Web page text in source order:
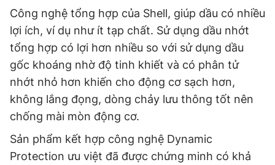
Công nghệ tổng hợp của Shell, giúp dầu có nhiều
lợi ích, ví dụ như ít tạp chất. Sử dụng dầu nhớt
tổng hợp có lợi hơn nhiều so với sử dụng dầu
gốc khoáng nhờ độ tinh khiết và có phân tử
nhớt nhỏ hơn khiến cho động cơ sạch hơn,
không lắng đọng, dòng chảy lưu thông tốt nên
chống mài mòn động cơ.
Sản phẩm kết hợp công nghệ Dynamic
Protection ưu việt đã được chứng minh có khả